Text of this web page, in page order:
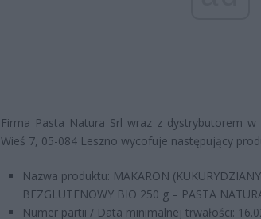
Firma Pasta Natura Srl wraz z dystrybutorem w
Wieś 7, 05-084 Leszno wycofuje następujący
Nazwa produktu: MAKARON
BEZGLUTENOWY BIO 250 g – PASTA
Numer partii / Data minimalnej trwałości: